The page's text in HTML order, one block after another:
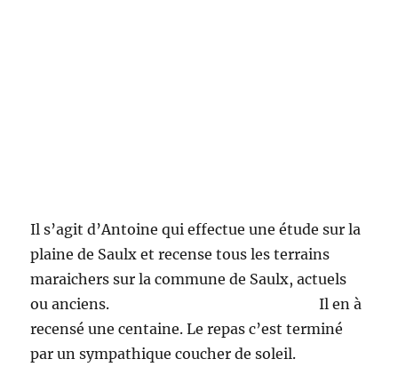
Il s’agit d’Antoine qui effectue une étude sur la
plaine de Saulx et recense tous les terrains
maraichers sur la commune de Saulx, actuels
ou anciens. Il en à
recensé une centaine. Le repas c’est terminé
par un sympathique coucher de soleil.